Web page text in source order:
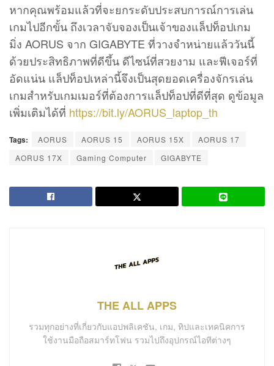
หากคุณพร้อมแล้วที่จะยกระดับประสบการณ์การเล่น
เกมไปอีกขั้น ถึงเวลาจับจองเป็นเจ้าของแล็ปท็อปเกม
มิ่ง AORUS จาก GIGABYTE ที่วางจำหน่ายแล้ววันนี้
ด้วยประสิทธิภาพที่ดีขึ้น ดีไซน์ที่สวยงาม และฟีเจอร์ที่
อัดแน่น แล็ปท็อปเหล่านี้จึงเป็นสุดยอดเครื่องจักรเล่น
เกมสำหรับเกมเมอร์ที่ต้องการแล็ปท็อปที่ดีที่สุด ดูข้อมูล
เพิ่มเติมได้ที่ https://bit.ly/AORUS_laptop_th
Tags: AORUS AORUS 15 AORUS 15X
AORUS 17
AORUS 17X
Gaming Computer GIGABYTE
THE ALL APPS
รวมทุกอย่างที่เกี่ยวกับแอปพลิเคชัน, เกม, ทิปและเทคนิคการ
ใช้งานมือถือสมาร์ทโฟน รวมไปถึงอุปกรณ์ไอทีต่างๆ